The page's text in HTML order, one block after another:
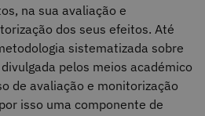
na sua avaliação e
dos seus efeitos. Até
sistematizada sobre
pelos meios académico
de avaliação e monitorização
isso uma componente de